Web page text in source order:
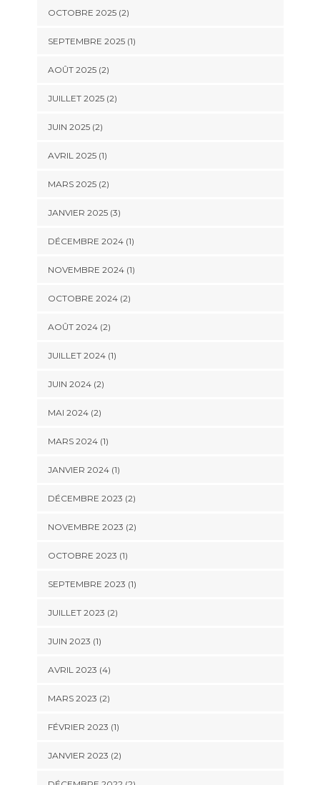
OCTOBRE 2025(2)
SEPTEMBRE 2025(1)
AOÛT 2025(2)
JUILLET 2025(2)
JUIN 2025(2)
AVRIL 2025(1)
MARS 2025(2)
JANVIER 2025(3)
DÉCEMBRE 2024(1)
NOVEMBRE 2024(1)
OCTOBRE 2024(2)
AOÛT 2024(2)
JUILLET 2024(1)
JUIN 2024(2)
MAI 2024(2)
MARS 2024(1)
JANVIER 2024(1)
DÉCEMBRE 2023 (2)
NOVEMBRE 2023 (2)
OCTOBRE 2023 (1)
SEPTEMBRE 2023 (1)
JUILLET 2023 (2)
JUIN 2023 (1)
AVRIL 2023 (4)
MARS 2023 (2)
FÉVRIER 2023 (1)
JANVIER 2023 (2)